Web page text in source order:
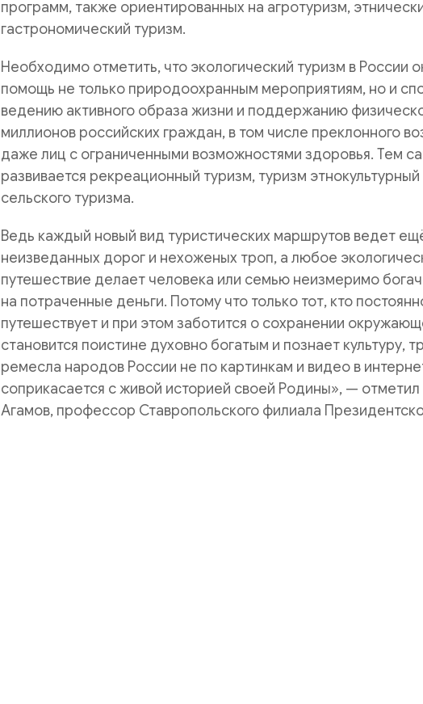
программ, также ориентированных на агротуризм,
гастрономический туризм.
Необходимо отметить, что экологический туризм в России
помощь не только природоохранным мероприятиям, но и
ведению активного образа жизни и поддержанию
миллионов российских граждан, в том числе преклонного
даже лиц с ограниченными возможностями здоровья. Тем
развивается рекреационный туризм, туризм
сельского туризма.
Ведь каждый новый вид туристических маршрутов ведет
неизведанных дорог и нехоженых троп, а любое
путешествие делает человека или семью неизмеримо
на потраченные деньги. Потому что только тот, кто
путешествует и при этом заботится о сохранении
становится поистине духовно богатым и познает культуру,
ремесла народов России не по картинкам и видео в
соприкасается с живой историей своей Родины», —
Агамов, профессор Ставропольского филиала